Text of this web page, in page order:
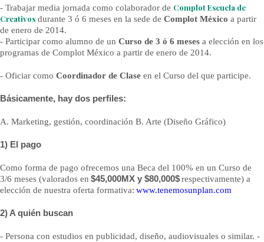
- Trabajar media jornada como colaborador de Complot Escuela de
Creativos durante 3 ó 6 meses en la sede de Complot México a partir
de enero de 2014.
- Participar como alumno de un Curso de 3 ó 6 meses a elección en los
programas de Complot México a partir de enero de 2014.
- Oficiar como Coordinador de Clase en el Curso del que participe.
Básicamente, hay dos perfiles:
A. Marketing, gestión, coordinación B. Arte (Diseño Gráfico)
1) El pago
Como forma de pago ofrecemos una Beca del 100% en un Curso de
3/6 meses (valorados en $45,000MX y $80,000$respectivamente) a
elección de nuestra oferta formativa: www.tenemosunplan.com
2) A quién buscan
- Persona con estudios en publicidad, diseño, audiovisuales o similar. -